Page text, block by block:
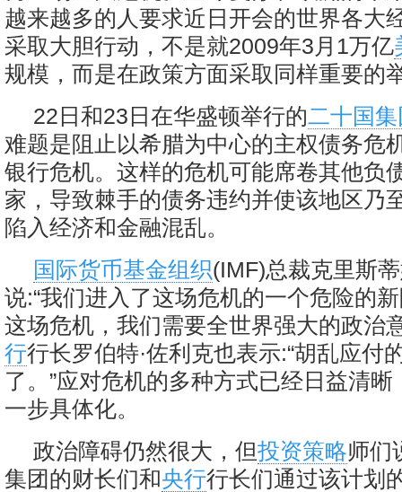
越来越多的人要求近日开会的世界各大
采取大胆行动，不是就2009年3月1万亿
规模，而是在政策方面采取同样重要的
22日和23日在华盛顿举行的二十国
难题是阻止以希腊为中心的主权债务危
银行危机。这样的危机可能席卷其他负
家，导致棘手的债务违约并使该地区乃
陷入经济和金融混乱。
国际货币基金组织(IMF)总裁克里斯
说:“我们进入了这场危机的一个危险的
这场危机，我们需要全世界强大的政治
行行长罗伯特·佐利克也表示:“胡乱应付
了。”应对危机的多种方式已经日益清
一步具体化。
政治障碍仍然很大，但投资策略师们
集团的财长们和央行行长们通过该计划